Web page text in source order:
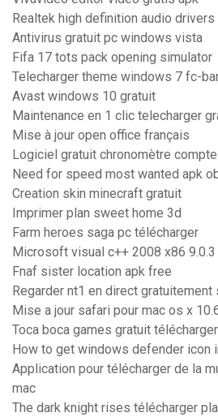
Realtek high definition audio
Antivirus gratuit pc windows vista
Fifa 17 tots pack opening simulator
Telecharger theme windows 7 fc-
Avast windows 10 gratuit
Maintenance en 1 clic telecharger
Mise à jour open office français
Logiciel gratuit chronomètre
Need for speed most wanted apk
Creation skin minecraft gratuit
Imprimer plan sweet home 3d
Farm heroes saga pc télécharger
Microsoft visual c++ 2008 x86 9.0.3
Fnaf sister location apk free
Regarder nt1 en direct gratuitement
Mise a jour safari pour mac os x
Toca boca games gratuit télécharger
How to get windows defender icon
Application pour télécharger de la
mac
The dark knight rises télécharger